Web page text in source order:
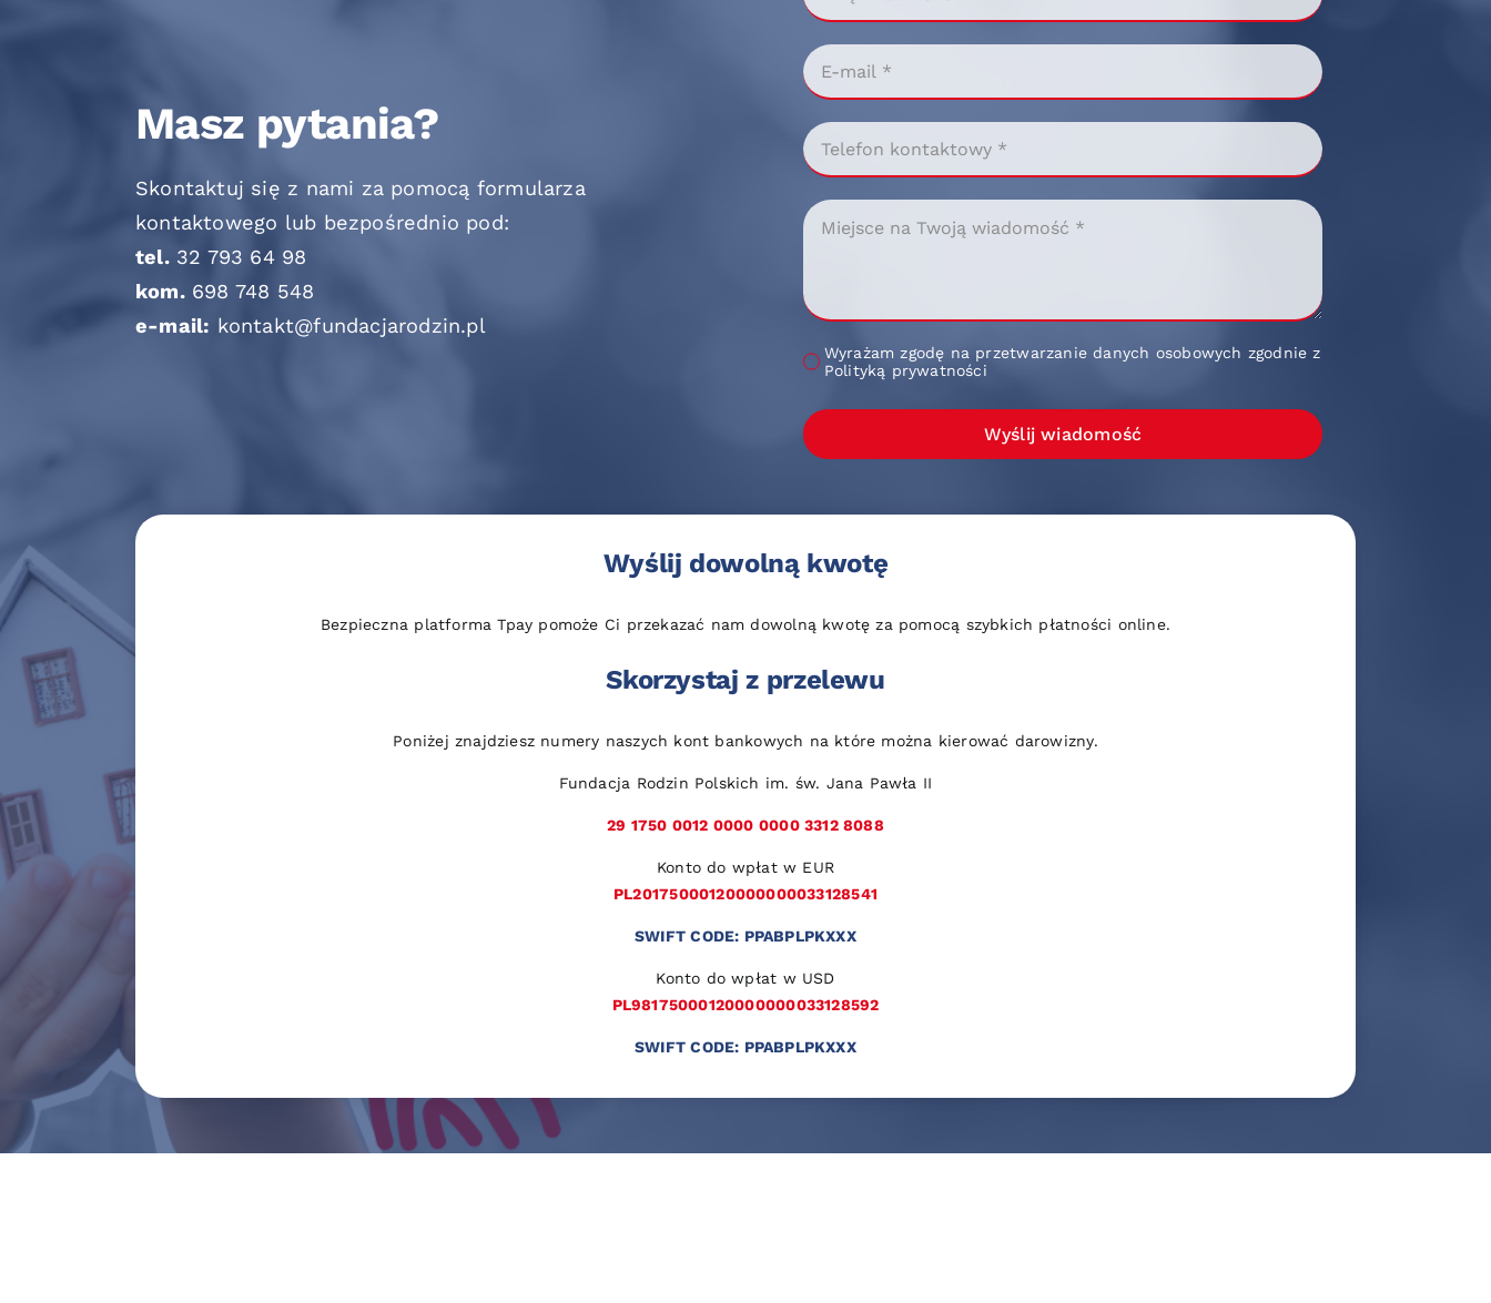
Masz pytania?
Skontaktuj się z nami za pomocą formularza
kontaktowego lub bezpośrednio pod:
tel. 32 793 64 98
kom. 698 748 548
e-mail: kontakt@fundacjarodzin.pl
Wyrażam zgodę na przetwarzanie danych osobowych zgodnie z
Polityką prywatności
Wyślij wiadomość
Wyślij dowolną kwotę
Bezpieczna platforma Tpay pomoże Ci przekazać nam dowolną kwotę za pomocą szybkich płatności online.
Skorzystaj z przelewu
Poniżej znajdziesz numery naszych kont bankowych na które można kierować darowizny.
Fundacja Rodzin Polskich im. św. Jana Pawła II
29 1750 0012 0000 0000 3312 8088
Konto do wpłat w EUR
PL20175000120000000033128541
SWIFT CODE: PPABPLPKXXX
Konto do wpłat w USD
PL98175000120000000033128592
SWIFT CODE: PPABPLPKXXX